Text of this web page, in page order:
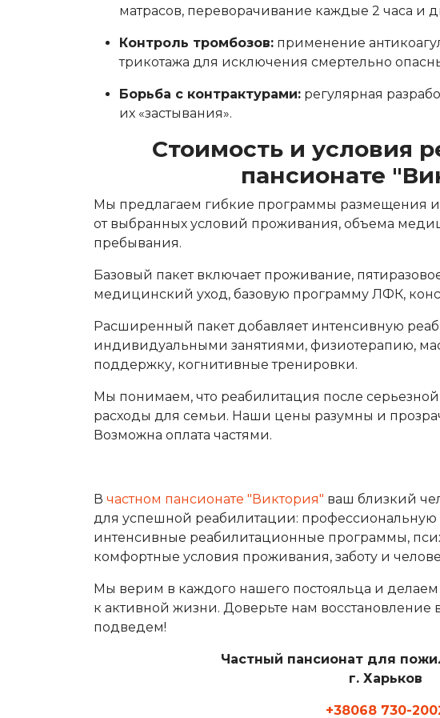
матрасов, переворачивание каждые 2 часа и
Контроль тромбозов: применение
трикотажа для исключения смертельно
Борьба с контрактурами: регулярная
их «застывания».
Стоимость и условия
пансионате
Мы предлагаем гибкие программы размещения и
от выбранных условий проживания, объема
пребывания.
Базовый пакет включает проживание,
медицинский уход, базовую программу ЛФК,
Расширенный пакет добавляет интенсивную
индивидуальными занятиями, физиотерапию,
поддержку, когнитивные тренировки.
Мы понимаем, что реабилитация после
расходы для семьи. Наши цены разумны и
Возможна оплата частями.
В частном пансионате "Виктория" ваш близкий
для успешной реабилитации:
интенсивные реабилитационные программы,
комфортные условия проживания, заботу и
Мы верим в каждого нашего постояльца и делаем
к активной жизни. Доверьте нам
подведем!
Частный пансионат для
г. Харьков
+38068 730-